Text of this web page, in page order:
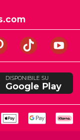
DISPONIBILE SU
Google Play